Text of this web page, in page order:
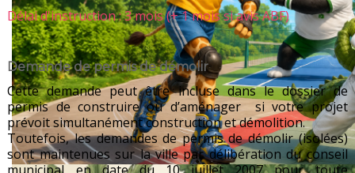
Délai d'instruction : 3 mois (+ 1 mois si avis ABF)
Demande de permis de démolir
Cette demande peut être incluse dans le dossier de
permis de construire ou d’aménager si votre projet
prévoit simultanément construction et démolition.
Toutefois, les demandes de permis de démolir (isolées)
sont maintenues sur la ville par délibération du conseil